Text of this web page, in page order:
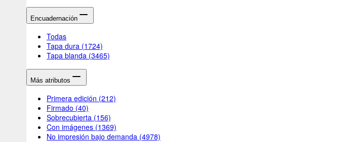
Encuadernación
Todas
Tapa dura (1724)
Tapa blanda (3465)
Más atributos
Primera edición (212)
Firmado (40)
Sobrecubierta (156)
Con imágenes (1369)
No impresión bajo demanda (4978)